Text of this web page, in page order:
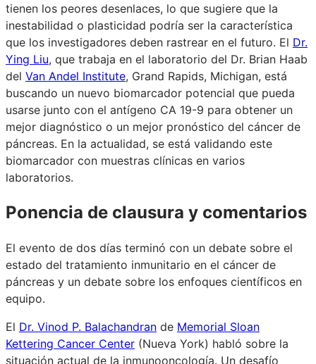
tienen los peores desenlaces, lo que sugiere que la
inestabilidad o plasticidad podría ser la característica
que los investigadores deben rastrear en el futuro. El Dr.
Ying Liu, que trabaja en el laboratorio del Dr. Brian Haab
del Van Andel Institute, Grand Rapids, Michigan, está
buscando un nuevo biomarcador potencial que pueda
usarse junto con el antígeno CA 19-9 para obtener un
mejor diagnóstico o un mejor pronóstico del cáncer de
páncreas. En la actualidad, se está validando este
biomarcador con muestras clínicas en varios
laboratorios.
Ponencia de clausura y comentarios
El evento de dos días terminó con un debate sobre el
estado del tratamiento inmunitario en el cáncer de
páncreas y un debate sobre los enfoques científicos en
equipo.
El Dr. Vinod P. Balachandran de Memorial Sloan
Kettering Cancer Center (Nueva York) habló sobre la
situación actual de la inmunooncología. Un desafío